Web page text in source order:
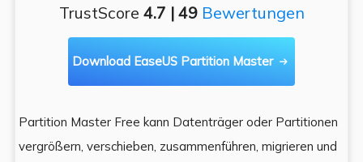
TrustScore 4.7 | 49 Bewertungen
Download EaseUS Partition Master 
Partition Master Free kann Datenträger oder Partitionen
vergrößern, verschieben, zusammenführen, migrieren und